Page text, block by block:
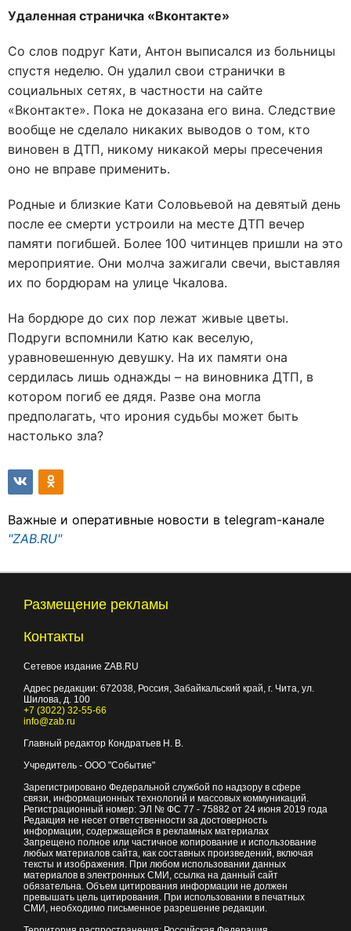
Удаленная страничка «Вконтакте»
Со слов подруг Кати, Антон выписался из больницы
спустя неделю. Он удалил свои странички в
социальных сетях, в частности на сайте
«Вконтакте». Пока не доказана его вина. Следствие
вообще не сделало никаких выводов о том, кто
виновен в ДТП, никому никакой меры пресечения
оно не вправе применить.
Родные и близкие Кати Соловьевой на девятый день
после ее смерти устроили на месте ДТП вечер
памяти погибшей. Более 100 читинцев пришли на это
мероприятие. Они молча зажигали свечи, выставляя
их по бордюрам на улице Чкалова.
На бордюре до сих пор лежат живые цветы.
Подруги вспомнили Катю как веселую,
уравновешенную девушку. На их памяти она
сердилась лишь однажды – на виновника ДТП, в
котором погиб ее дядя. Разве она могла
предполагать, что ирония судьбы может быть
настолько зла?
Важные и оперативные новости в telegram-канале
"ZAB.RU"
Размещение рекламы
Контакты
Сетевое издание ZAB.RU
Адрес редакции: 672038, Россия, Забайкальский край, г. Чита, ул.
Шилова, д. 100
+7 (3022) 32-55-66
info@zab.ru
Главный редактор Кондратьев Н. В.
Учредитель - ООО "Событие"
Зарегистрировано Федеральной службой по надзору в сфере
связи, информационных технологий и массовых коммуникаций.
Регистрационный номер: ЭЛ № ФС 77 - 75882 от 24 июня 2019 года
Редакция не несет ответственности за достоверность
информации, содержащейся в рекламных материалах
Запрещено полное или частичное копирование и использование
любых материалов сайта, как составных произведений, включая
тексты и изображения. При любом использовании данных
материалов в электронных СМИ, ссылка на данный сайт
обязательна. Объем цитирования информации не должен
превышать цель цитирования. При использовании в печатных
СМИ, необходимо письменное разрешение редакции.